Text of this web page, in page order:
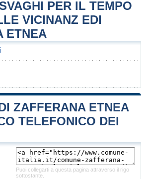
PER IL TEMPO
VICINANZ EDI
ETNEA
ZAFFERANA ETNEA
TELEFONICO DEI
Puoi collegarti a questa pagina attraverso il rigo
sottostante.